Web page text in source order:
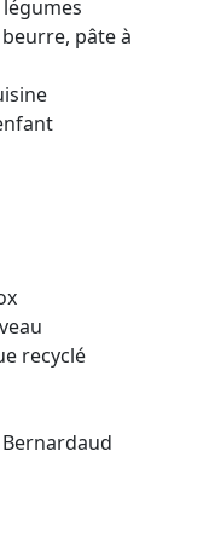
pâte à
recyclé